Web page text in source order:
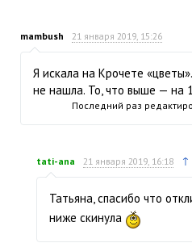
mambush 21 января 2019, 15:26
Я искала на Крочете
не нашла. То, что выше — на
Последний раз
tati-ana 21 января 2019, 16:18 ↑
Татьяна, спасибо что
ниже скинула